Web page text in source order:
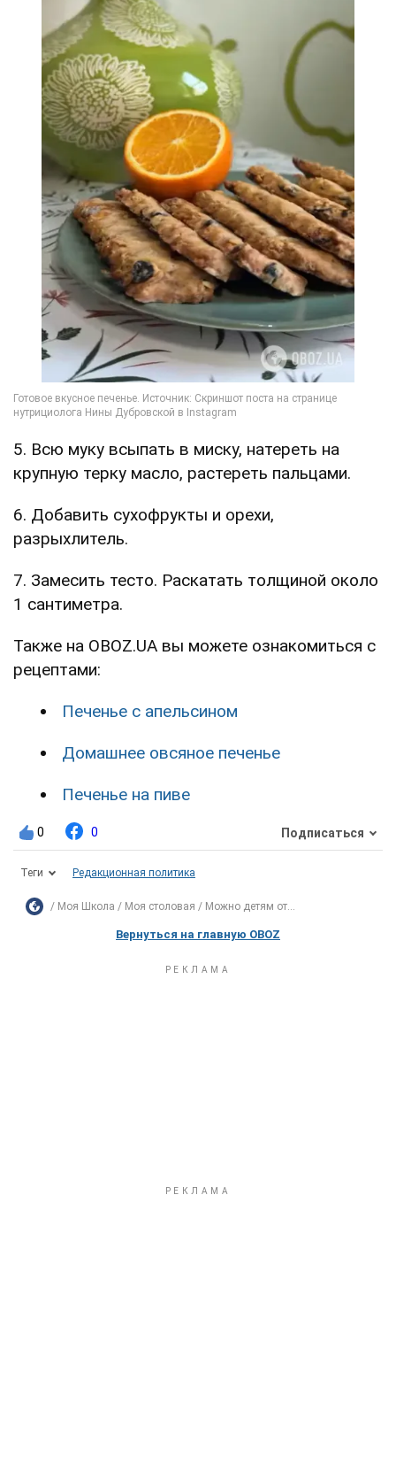
5. Всю муку всыпать в миску, натереть на
крупную терку масло, растереть пальцами.
6. Добавить сухофрукты и орехи,
разрыхлитель.
7. Замесить тесто. Раскатать толщиной около
1 сантиметра.
Также на OBOZ.UA вы можете ознакомиться с
рецептами:
Печенье с апельсином
Домашнее овсяное печенье
Печенье на пиве
0 0 Подписаться
Теги Редакционная политика
Моя Школа Моя столовая Можно детям от...
Вернуться на главную OBOZ